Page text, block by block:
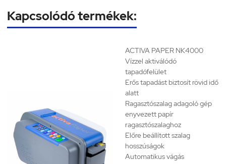
Kapcsolódó termékek:
ACTIVA PAPER NK4000
Vízzel aktiválódó
tapadófelület
Erős tapadást biztosít rövid idő
alatt
Ragasztószalag adagoló gép
enyvezett papír
ragasztószalaghoz
Előre beállított szalag
hosszúságok
Automatikus vágás